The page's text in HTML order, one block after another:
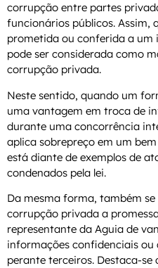
corrupção entre partes
funcionários públicos. Assim,
prometida ou conferida a um
pode ser considerada como
corrupção privada.
Neste sentido, quando um
uma vantagem em troca de
durante uma concorrência
aplica sobrepreço em um
está diante de exemplos de
condenados pela lei.
Da mesma forma, também
corrupção privada a
representante da Aguia de
informações confidenciais ou
perante terceiros. Destaca-